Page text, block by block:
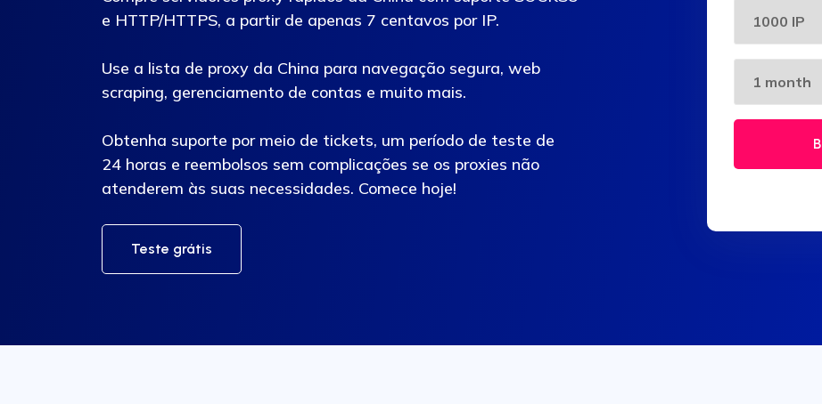
e HTTP/HTTPS, a partir de apenas 7 centavos por IP.
Use a lista de proxy da China para navegação segura, web
scraping, gerenciamento de contas e muito mais.
Obtenha suporte por meio de tickets, um período de teste de
24 horas e reembolsos sem complicações se os proxies não
atenderem às suas necessidades. Comece hoje!
Teste grátis